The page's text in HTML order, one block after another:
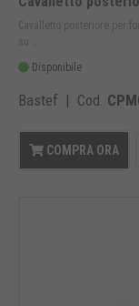
Cavalletto posteriore per
su ...
Disponibile
Bastef | Cod.
COMPRA ORA